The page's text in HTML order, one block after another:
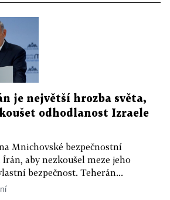
je největší hrozba světa,
odhodlanost Izraele
Mnichovské bezpečnostní
aby nezkoušel meze jeho
bezpečnost. Teherán...